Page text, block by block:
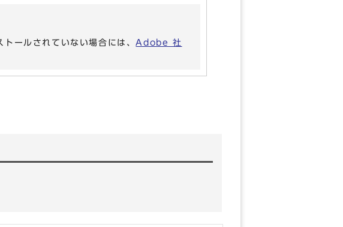
ールされていない場合には、 Adobe 社